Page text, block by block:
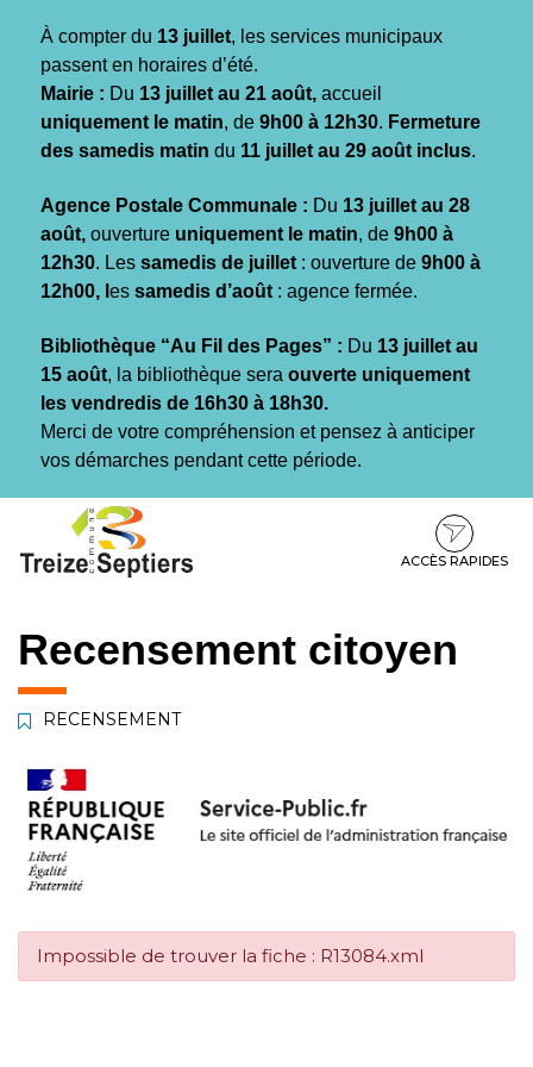
À compter du 13 juillet, les services municipaux
passent en horaires d’été.
Mairie : Du 13 juillet au 21 août, accueil
uniquement le matin, de 9h00 à 12h30. Fermeture
des samedis matin du 11 juillet au 29 août inclus.
Agence Postale Communale : Du 13 juillet au 28
août, ouverture uniquement le matin, de 9h00 à
12h30. Les samedis de juillet : ouverture de 9h00 à
12h00, l es samedis d’août : agence fermée.
Bibliothèque “Au Fil des Pages” : Du 13 juillet au
15 août, la bibliothèque sera ouverte uniquement
les vendredis de 16h30 à 18h30.
Merci de votre compréhension et pensez à anticiper
vos démarches pendant cette période.
contenu
pied
ACCÈS RAPIDES
Recensement citoyen
RECENSEMENT
Impossible de trouver la fiche : R13084.xml